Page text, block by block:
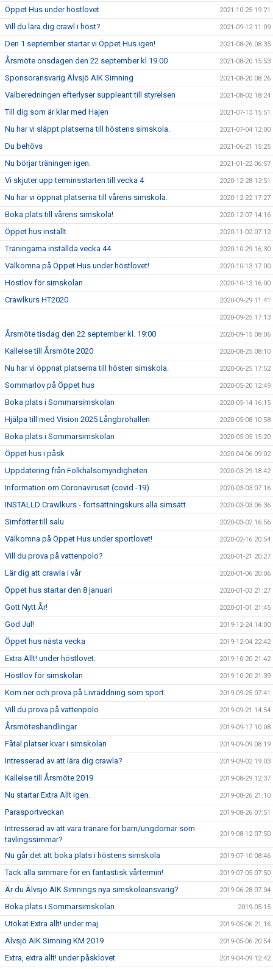
Öppet Hus under höstlovet 2021-10-25 19:21
Vill du lära dig crawl i höst? 2021-09-12 11:09
Den 1 september startar vi Öppet Hus igen! 2021-08-26 08:35
Årsmöte onsdagen den 22 september kl 19.00 2021-08-20 15:53
Sponsoransvarig Älvsjö AIK Simning 2021-08-20 08:26
Valberedningen efterlyser suppleant till styrelsen 2021-08-02 18:24
Till dig som är klar med Hajen 2021-07-13 15:51
Nu har vi släppt platserna till höstens simskola. 2021-07-04 12:00
Du behövs 2021-06-21 15:25
Nu börjar träningen igen. 2021-01-22 06:57
Vi skjuter upp terminsstarten till vecka 4 2020-12-28 13:51
Nu har vi öppnat platserna till vårens simskola. 2020-12-22 17:27
Boka plats till vårens simskola! 2020-12-07 14:16
Öppet hus inställt 2020-11-02 07:12
Träningarna inställda vecka 44 2020-10-29 16:30
Välkomna på Öppet Hus under höstlovet! 2020-10-13 17:00
Höstlov för simskolan 2020-10-13 16:00
Crawlkurs HT2020 2020-09-29 11:41
2020-09-25 17:13
Årsmöte tisdag den 22 september kl. 19:00 2020-09-15 08:06
Kallelse till Årsmöte 2020 2020-08-25 08:10
Nu har vi öppnat platserna till hösten simskola. 2020-06-25 17:52
Sommarlov på Öppet hus 2020-05-20 12:49
Boka plats i Sommarsimskolan 2020-05-14 16:15
Hjälpa till med Vision 2025 Långbrohallen 2020-05-08 10:58
Boka plats i Sommarsimskolan 2020-05-05 15:20
Öppet hus i påsk 2020-04-06 09:02
Uppdatering från Folkhälsomyndigheten 2020-03-29 18:42
Information om Coronaviruset (covid -19) 2020-03-03 07:16
INSTÄLLD Crawlkurs - fortsättningskurs alla simsätt 2020-03-03 06:36
Simfötter till salu 2020-03-02 16:56
Välkomna på Öppet Hus under sportlovet! 2020-02-16 20:54
Vill du prova på vattenpolo? 2020-01-21 20:27
Lär dig att crawla i vår 2020-01-06 20:06
Öppet hus startar den 8 januari 2020-01-03 21:27
Gott Nytt År! 2020-01-01 21:45
God Jul! 2019-12-24 14:00
Öppet hus nästa vecka 2019-12-04 22:42
Extra Allt! under höstlovet. 2019-10-20 21:42
Höstlov för simskolan 2019-10-20 21:39
Kom ner och prova på Livräddning som sport. 2019-09-25 07:41
Vill du prova på vattenpolo 2019-09-21 14:54
Årsmöteshandlingar 2019-09-17 10:08
Fåtal platser kvar i simskolan 2019-09-09 08:19
Intresserad av att lära dig crawla? 2019-09-02 19:03
Kallelse till Årsmöte 2019 2019-08-29 12:37
Nu startar Extra Allt igen. 2019-08-26 21:10
Parasportveckan 2019-08-26 07:51
Intresserad av att vara tränare för barn/ungdomar som
tävlingssimmar?
2019-08-12 07:50
Nu går det att boka plats i höstens simskola 2019-07-10 08:46
Tack alla simmare för en fantastisk vårtermin! 2019-07-05 07:50
Är du Älvsjö AIK Simnings nya simskoleansvarig? 2019-06-28 07:04
Boka plats i Sommarsimskolan 2019-05-15
Utökat Extra allt! under maj 2019-05-06 21:16
Älvsjö AIK Simning KM 2019 2019-05-06 20:54
Extra, extra allt! under påsklovet 2019-04-09 12:42